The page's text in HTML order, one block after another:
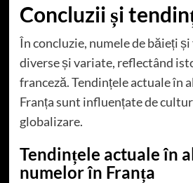
Concluzii și
În concluzie, numele de băieți
diverse și variate, reflectând
franceză. Tendințele actuale în
Franța sunt influențate de
globalizare.
Tendințele actuale în
numelor în Franța